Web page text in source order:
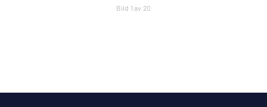
Bild 1 av 20